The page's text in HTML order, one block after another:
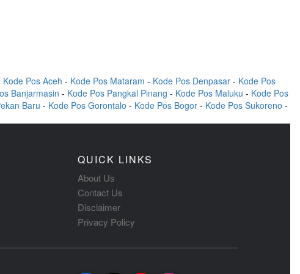
Kode Pos Aceh - Kode Pos Mataram - Kode Pos Denpasar - Kode Pos
Banjarmasin - Kode Pos Pangkal Pinang - Kode Pos Maluku - Kode Pos
Baru - Kode Pos Gorontalo - Kode Pos Bogor - Kode Pos Sukoreno -
QUICK LINKS
About Us
Contact Us
Disclaimer
Privacy Policy